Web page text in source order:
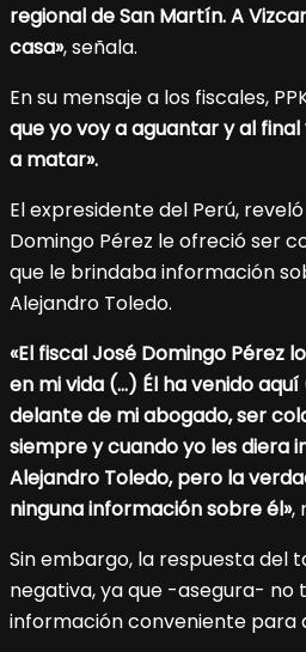
regional de San Martín. A
casa», señala.
En su mensaje a los fiscales,
que yo voy a aguantar y al
a matar».
El expresidente del Perú,
Domingo Pérez le ofreció ser
que le brindaba información
Alejandro Toledo.
«El fiscal José Domingo Pérez
en mi vida (…) Él ha venido
delante de mi abogado, ser
siempre y cuando yo les diera
Alejandro Toledo, pero la
ninguna información sobre él»,
Sin embargo, la respuesta del
negativa, ya que -asegura- no
información conveniente para